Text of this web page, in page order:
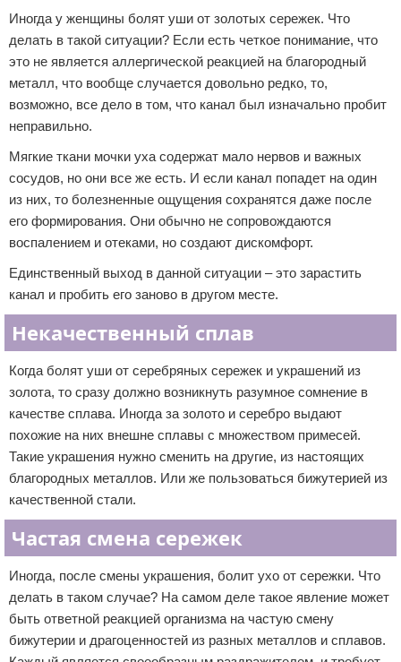
Иногда у женщины болят уши от золотых сережек. Что
делать в такой ситуации? Если есть четкое понимание, что
это не является аллергической реакцией на благородный
металл, что вообще случается довольно редко, то,
возможно, все дело в том, что канал был изначально пробит
неправильно.
Мягкие ткани мочки уха содержат мало нервов и важных
сосудов, но они все же есть. И если канал попадет на один
из них, то болезненные ощущения сохранятся даже после
его формирования. Они обычно не сопровождаются
воспалением и отеками, но создают дискомфорт.
Единственный выход в данной ситуации – это зарастить
канал и пробить его заново в другом месте.
Некачественный сплав
Когда болят уши от серебряных сережек и украшений из
золота, то сразу должно возникнуть разумное сомнение в
качестве сплава. Иногда за золото и серебро выдают
похожие на них внешне сплавы с множеством примесей.
Такие украшения нужно сменить на другие, из настоящих
благородных металлов. Или же пользоваться бижутерией из
качественной стали.
Частая смена сережек
Иногда, после смены украшения, болит ухо от сережки. Что
делать в таком случае? На самом деле такое явление может
быть ответной реакцией организма на частую смену
бижутерии и драгоценностей из разных металлов и сплавов.